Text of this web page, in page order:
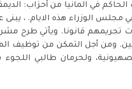
في المانيا من أحزاب:
مجلس الوزراء هذه الايام. ،
تجريمهم قانونا. ويأتي طرح
ومن أجل التمكن من توظيف
ولحرمان طالبي